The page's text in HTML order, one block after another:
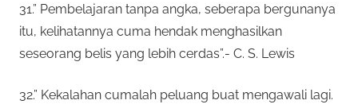
31.” Pembelajaran tanpa angka, seberapa bergunanya
itu, kelihatannya cuma hendak menghasilkan
seseorang belis yang lebih cerdas”.- C. S. Lewis
32.” Kekalahan cumalah peluang buat mengawali lagi.